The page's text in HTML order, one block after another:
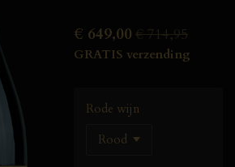
€ 649,00 € 714,95
GRATIS verzending
Rode wijn